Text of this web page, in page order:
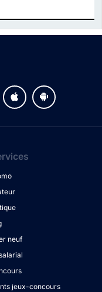
neuf
jeux-concours